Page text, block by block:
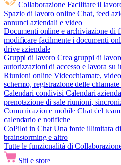
Collaborazione Facilitare il
Spazio di lavoro online Chat, feed
annunci aziendali e video
Documenti online e archiviazione di
modificare facilmente i documenti
drive aziendale
Gruppi di lavoro Crea gruppi di
autorizzazioni di accesso e lavora su
Riunioni online Videochiamate,
schermo, registrazione delle
Calendari condivisi Calendari
prenotazione di sale riunioni,
Comunicazione mobile Chat del
calendario e notifiche
CoPilot in Chat Una fonte illimitata
brainstorming e altro
Tutte le funzionalità di
Siti e store